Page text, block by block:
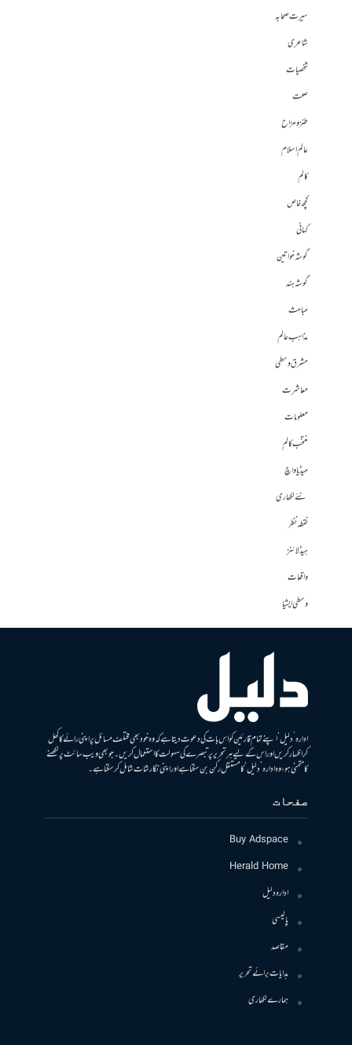
سیرت صحابہ
شاعری
شخصیات
صحت
طنز و مزاح
عالم اسلام
کالم
کچھ خاص
کہانی
گوشہ خواتین
گوشہ ہند
مباحث
مذاہب عالم
مشرق وسطی
معاشرت
معلومات
منتخب کالم
میڈیا واچ
نئے لکھاری
نقطہ نظر
ہیڈلائنز
واقعات
وسطی ایشیا
ادارہ ’دلیل‘ اپنے تمام قارئین کو اس بات کی دعوت دیتا ہے کہ وہ خود بھی مختلف مسائل پر اپنی رائے کا کھل
کر اظہار کریں اور اس کے لیے ہر تحریر پر تبصرے کی سہولت کا استعمال کریں۔ جو بھی ویب سائٹ پر لکھنے
کا متمنی ہو، وہ ادارہ ’دلیل‘ کا مستقل رکن بن سکتا ہے اور اپنی نگارشات شامل کرسکتا ہے۔
صفحات
Buy Adspace
Herald Home
ادارہ دلیل
پالیسی
مقاصد
ہدایات برائے تحریر
ہمارے لکھاری